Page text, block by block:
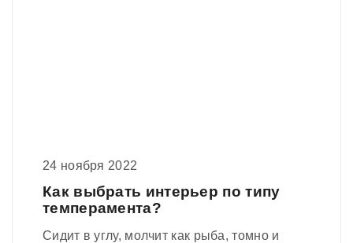
24 ноября 2022
Как выбрать интерьер по типу
темперамента?
Сидит в углу, молчит как рыба, томно и